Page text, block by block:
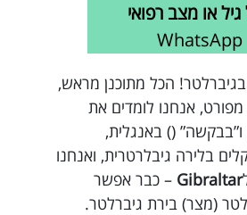
או מצב רפואי
WhatsApp
הכל מתוכנן מראש,
מפורט, אנחנו לומדים את
ו”בבקשה” () באנגלית,
בלירה גיבלרטרית, ואנחנו
Gibraltar – כבר אפשר
(מצר) בירת גיברלטר.